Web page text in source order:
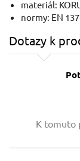
materiál:
normy: EN
Dotazy k
K tomuto